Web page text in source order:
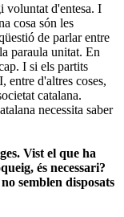
voluntat d'entesa. I
cosa són les
de parlar entre
paraula unitat. En
I si els partits
entre d'altres coses,
catalana.
necessita saber
Vist el que ha
és necessari?
semblen disposats